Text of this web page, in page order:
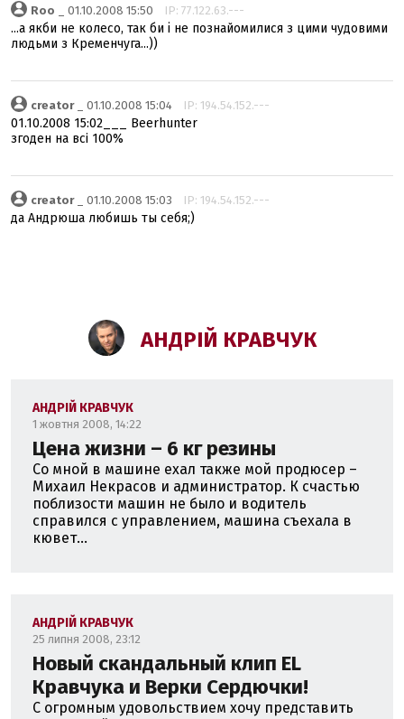
Roo _ 01.10.2008 15:50 IP: 77.122.63.---
...а якби не колесо, так би і не познайомилися з цими чудовими
людьми з Кременчуга...))
creator_ 01.10.2008 15:04 IP: 194.54.152.---
01.10.2008 15:02___ Beerhunter
згоден на всi 100%
creator_ 01.10.2008 15:03 IP: 194.54.152.---
да Андрюша любишь ты себя;)
АНДРІЙ КРАВЧУК
АНДРІЙ КРАВЧУК
1 жовтня 2008, 14:22
Цена жизни – 6 кг резины
Со мной в машине ехал также мой продюсер –
Михаил Некрасов и администратор. К счастью
поблизости машин не было и водитель
справился с управлением, машина съехала в
кювет...
АНДРІЙ КРАВЧУК
25 липня 2008, 23:12
Новый скандальный клип EL
Кравчука и Верки Сердючки!
С огромным удовольствием хочу представить